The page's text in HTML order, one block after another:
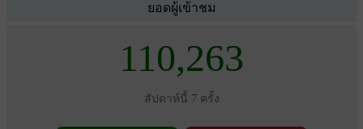
ยอดผู้เข้าชม
110,263
สัปดาห์นี้ 7 ครั้ง